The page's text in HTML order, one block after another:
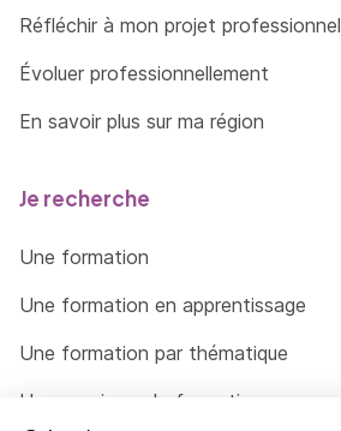
Réfléchir à mon projet professionnel
Évoluer professionnellement
En savoir plus sur ma région
Je recherche
Une formation
Une formation en apprentissage
Une formation par thématique
Un organisme de formation